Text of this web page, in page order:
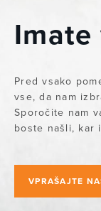
Imate
Pred vsako
vse, da nam
Sporočite nam
boste našli, kar
VPRAŠAJTE